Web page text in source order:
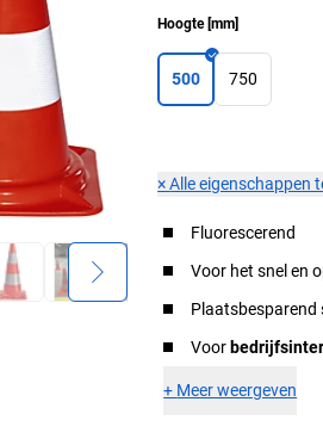
Hoogte[mm]
500 750
×Alle eigenschappen
Fluorescerend
Voor het snel en
Plaatsbesparend
Voor
+ Meer weergeven